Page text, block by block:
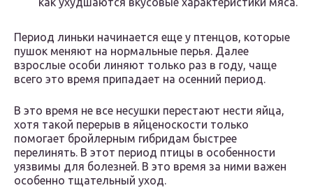
Период линьки начинается еще у птенцов, которые
пушок меняют на нормальные перья. Далее
взрослые особи линяют только раз в году, чаще
всего это время припадает на осенний период.
В это время не все несушки перестают нести яйца,
хотя такой перерыв в яйценоскости только
помогает бройлерным гибридам быстрее
перелинять. В этот период птицы в особенности
уязвимы для болезней. В это время за ними важен
особенно тщательный уход.